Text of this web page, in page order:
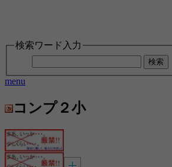
検索ワード入力
検索
menu
コンプ２小